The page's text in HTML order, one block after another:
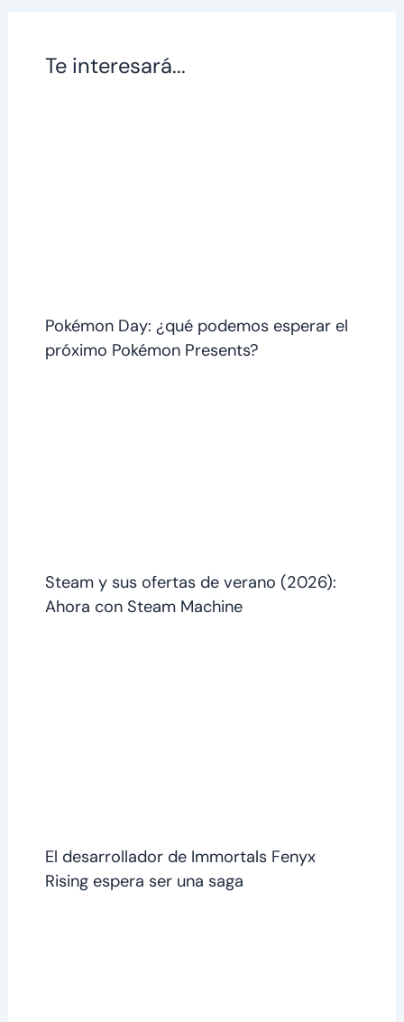
Te interesará...
Pokémon Day: ¿qué podemos esperar el
próximo Pokémon Presents?
Steam y sus ofertas de verano (2026):
Ahora con Steam Machine
El desarrollador de Immortals Fenyx
Rising espera ser una saga